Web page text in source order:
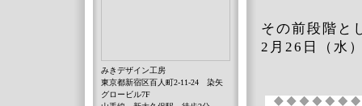
その前段階と
2月26日（水
みきデザイン工房
東京都新宿区百人町2-11-24 染矢
グロービル7F